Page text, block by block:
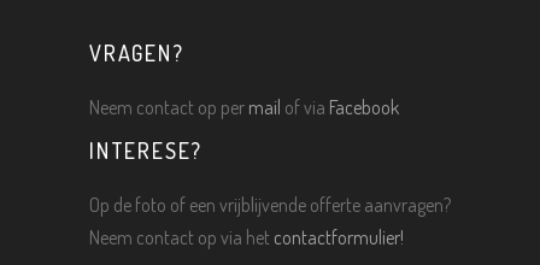
VRAGEN?
Neem contact op per mail of via Facebook
INTERESE?
Op de foto of een vrijblijvende offerte aanvragen?
Neem contact op via het contactformulier!